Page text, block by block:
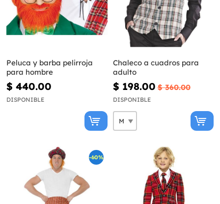
Peluca y barba pelirroja
para hombre
$ 440.00
DISPONIBLE
Chaleco a cuadros para
adulto
$ 198.00 $ 360.00
DISPONIBLE
-60%